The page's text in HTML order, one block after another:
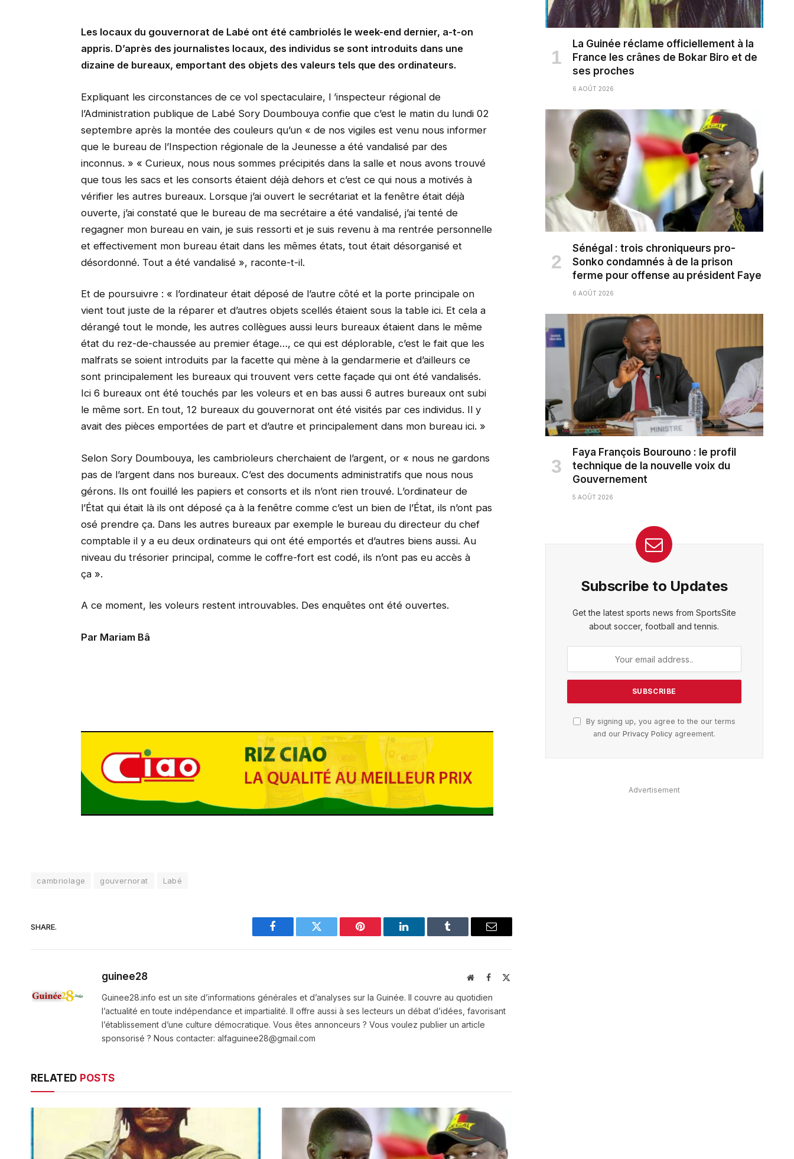
Les locaux du gouvernorat de Labé ont été cambriolés le week-end dernier, a-t-on
appris. D’après des journalistes locaux, des individus se sont introduits dans une
dizaine de bureaux, emportant des objets des valeurs tels que des ordinateurs.
Expliquant les circonstances de ce vol spectaculaire, l ’inspecteur régional de
l’Administration publique de Labé Sory Doumbouya confie que c’est le matin du lundi 02
septembre après la montée des couleurs qu’un « de nos vigiles est venu nous informer
que le bureau de l’Inspection régionale de la Jeunesse a été vandalisé par des
inconnus. » « Curieux, nous nous sommes précipités dans la salle et nous avons trouvé
que tous les sacs et les consorts étaient déjà dehors et c’est ce qui nous a motivés à
vérifier les autres bureaux. Lorsque j’ai ouvert le secrétariat et la fenêtre était déjà
ouverte, j’ai constaté que le bureau de ma secrétaire a été vandalisé, j’ai tenté de
regagner mon bureau en vain, je suis ressorti et je suis revenu à ma rentrée personnelle
et effectivement mon bureau était dans les mêmes états, tout était désorganisé et
désordonné. Tout a été vandalisé », raconte-t-il.
Et de poursuivre : « l’ordinateur était déposé de l’autre côté et la porte principale on
vient tout juste de la réparer et d’autres objets scellés étaient sous la table ici. Et cela a
dérangé tout le monde, les autres collègues aussi leurs bureaux étaient dans le même
état du rez-de-chaussée au premier étage…, ce qui est déplorable, c’est le fait que les
malfrats se soient introduits par la facette qui mène à la gendarmerie et d’ailleurs ce
sont principalement les bureaux qui trouvent vers cette façade qui ont été vandalisés.
Ici 6 bureaux ont été touchés par les voleurs et en bas aussi 6 autres bureaux ont subi
le même sort. En tout, 12 bureaux du gouvernorat ont été visités par ces individus. Il y
avait des pièces emportées de part et d’autre et principalement dans mon bureau ici. »
Selon Sory Doumbouya, les cambrioleurs cherchaient de l’argent, or « nous ne gardons
pas de l’argent dans nos bureaux. C’est des documents administratifs que nous nous
gérons. Ils ont fouillé les papiers et consorts et ils n’ont rien trouvé. L’ordinateur de
l’État qui était là ils ont déposé ça à la fenêtre comme c’est un bien de l’État, ils n’ont pas
osé prendre ça. Dans les autres bureaux par exemple le bureau du directeur du chef
comptable il y a eu deux ordinateurs qui ont été emportés et d’autres biens aussi. Au
niveau du trésorier principal, comme le coffre-fort est codé, ils n’ont pas eu accès à
ça ».
A ce moment, les voleurs restent introuvables. Des enquêtes ont été ouvertes.
Par Mariam Bâ
cambriolage gouvernorat Labé
SHARE.
Facebook Twitter Pinterest LinkedIn Tumblr Email
guinee28 WebsiteFacebook
X
Guinee28.info est un site d’informations générales et d’analyses sur la Guinée. Il couvre au quotidien
l’actualité en toute indépendance et impartialité. Il offre aussi à ses lecteurs un débat d’idées, favorisant
l’établissement d’une culture démocratique. Vous êtes annonceurs ? Vous voulez publier un article
sponsorisé ? Nous contacter: alfaguinee28@gmail.com
RELATED POSTS
La Guinée réclame officiellement à la
France les crânes de Bokar Biro et de
ses proches
6 AOÛT 2026
Sénégal : trois chroniqueurs pro-
Sonko condamnés à de la prison
ferme pour offense au président Faye
6 AOÛT 2026
Faya François Bourouno : le profil
technique de la nouvelle voix du
Gouvernement
5 AOÛT 2026
Subscribe to Updates
Get the latest sports news from SportsSite
about soccer, football and tennis.
By signing up, you agree to the our terms
and our Privacy Policyagreement.
Advertisement